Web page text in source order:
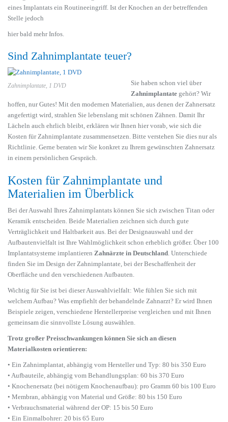
eines Implantats ein Routineeingriff. Ist der Knochen an der betreffenden
Stelle jedoch
hier bald mehr Infos.
Sind Zahnimplantate teuer?
Zahnimplantate, 1 DVD
Sie haben schon viel über
Zahnimplantate gehört? Wir
hoffen, nur Gutes! Mit den modernen Materialien, aus denen der Zahnersatz
angefertigt wird, strahlen Sie lebenslang mit schönen Zähnen. Damit Ihr
Lächeln auch ehrlich bleibt, erklären wir Ihnen hier vorab, wie sich die
Kosten für Zahnimplantate zusammensetzen. Bitte verstehen Sie dies nur als
Richtlinie. Gerne beraten wir Sie konkret zu Ihrem gewünschten Zahnersatz
in einem persönlichen Gespräch.
Kosten für Zahnimplantate und
Materialien im Überblick
Bei der Auswahl Ihres Zahnimplantats können Sie sich zwischen Titan oder
Keramik entscheiden. Beide Materialien zeichnen sich durch gute
Verträglichkeit und Haltbarkeit aus. Bei der Designauswahl und der
Aufbautenvielfalt ist Ihre Wahlmöglichkeit schon erheblich größer. Über 100
Implantatsysteme implantieren Zahnärzte in Deutschland. Unterschiede
finden Sie im Design der Zahnimplantate, bei der Beschaffenheit der
Oberfläche und den verschiedenen Aufbauten.
Wichtig für Sie ist bei dieser Auswahlvielfalt: Wie fühlen Sie sich mit
welchem Aufbau? Was empfiehlt der behandelnde Zahnarzt? Er wird Ihnen
Beispiele zeigen, verschiedene Herstellerpreise vergleichen und mit Ihnen
gemeinsam die sinnvollste Lösung auswählen.
Trotz großer Preisschwankungen können Sie sich an diesen
Materialkosten orientieren:
• Ein Zahnimplantat, abhängig vom Hersteller und Typ: 80 bis 350 Euro
• Aufbauteile, abhängig vom Behandlungsplan: 60 bis 370 Euro
• Knochenersatz (bei nötigem Knochenaufbau): pro Gramm 60 bis 100 Euro
• Membran, abhängig von Material und Größe: 80 bis 150 Euro
• Verbrauchsmaterial während der OP: 15 bis 50 Euro
• Ein Einmalbohrer: 20 bis 65 Euro